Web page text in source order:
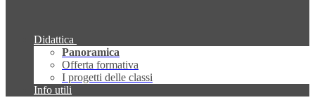
Didattica
Panoramica
Offerta formativa
I progetti delle classi
Info utili